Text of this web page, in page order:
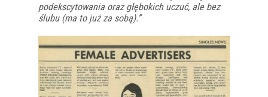
podekscytowania oraz głębokich uczuć, ale bez
ślubu (ma to już za sobą).”